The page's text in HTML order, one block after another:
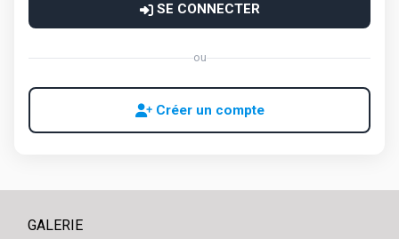
SE CONNECTER
ou
Créer un compte
GALERIE